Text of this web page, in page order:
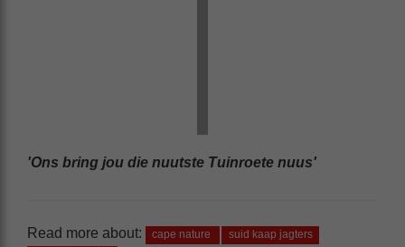
'Ons bring jou die nuutste Tuinroete nuus'
Read more about: cape nature
suid kaap jagters